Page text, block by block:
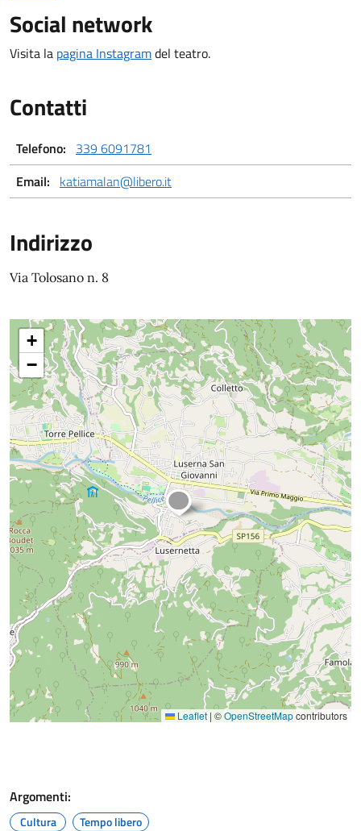
Social network
Visita la pagina Instagramdel teatro.
Contatti
Telefono: 339 6091781
Email: katiamalan@libero.it
Indirizzo
Via Tolosano n. 8
+
−
Leaflet | ©OpenStreetMapcontributors
Argomenti:
Cultura Tempo libero